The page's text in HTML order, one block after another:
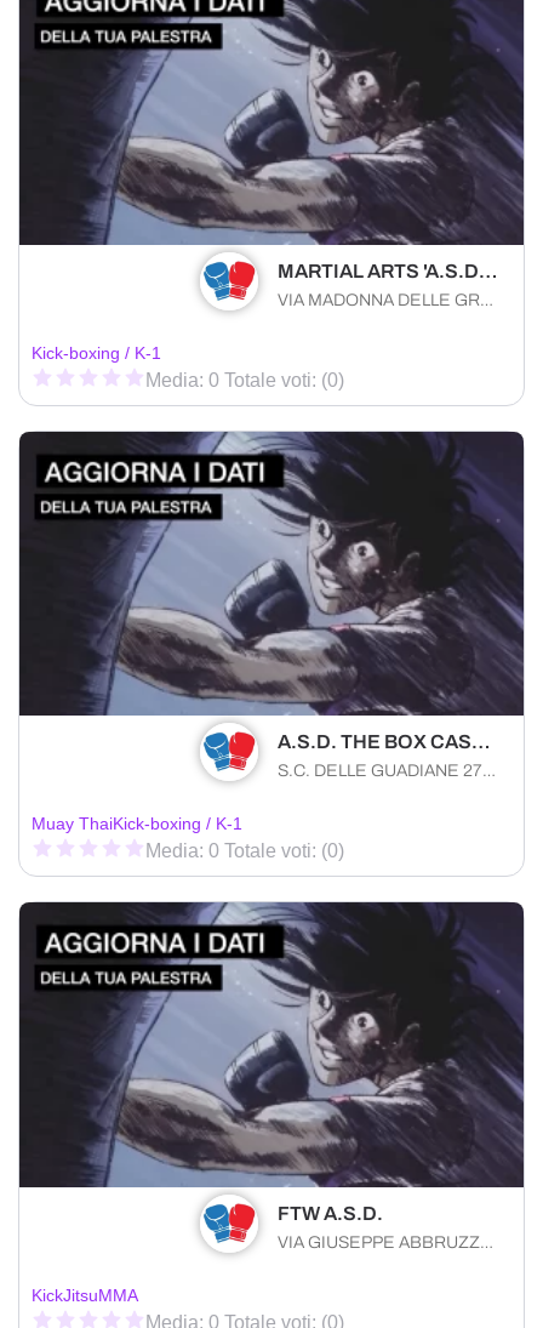
MARTIAL ARTS 'A.S.D. SILHOUETTE'
VIA MADONNA DELLE GRAZIE 113/C Taranto (TA) 74122 , Puglia
Kick-boxing / K-1
Media: 0 Totale voti: (0)
A.S.D. THE BOX CASTELLANA GROTTE
S.C. DELLE GUADIANE 27/A Castellana Grotte (BA) 70013 , Puglia
Muay ThaiKick-boxing / K-1
Media: 0 Totale voti: (0)
FTW A.S.D.
VIA GIUSEPPE ABBRUZZESE 7 Bitetto (BA) 70020 , Puglia
KickJitsuMMA
Media: 0 Totale voti: (0)